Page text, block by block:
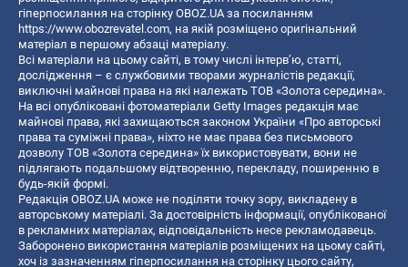
гіперпосилання на сторінку OBOZ.UA за посиланням
https://www.obozrevatel.com, на якій розміщено оригінальний
матеріал в першому абзаці матеріалу.
Всі матеріали на цьому сайті, в тому числі інтерв’ю, статті,
дослідження – є службовими творами журналістів редакції,
виключні майнові права на які належать ТОВ «Золота середина».
На всі опубліковані фотоматеріали Getty Images редакція має
майнові права, які захищаються законом України «Про авторські
права та суміжні права», ніхто не має права без письмового
дозволу ТОВ «Золота середина» їх використовувати, вони не
підлягають подальшому відтворенню, перекладу, поширенню в
будь-якій формі.
Редакція OBOZ.UA може не поділяти точку зору, викладену в
авторському матеріалі. За достовірність інформації, опублікованої
в рекламних матеріалах, відповідальність несе рекламодавець.
Заборонено використання матеріалів розміщених на цьому сайті,
хоч із зазначенням гіперпосилання на сторінку цього сайту,